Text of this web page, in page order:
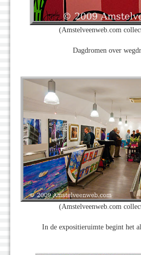
(Amstelveenweb.com
Dagdromen over
(Amstelveenweb.com
In de expositieruimte begint het